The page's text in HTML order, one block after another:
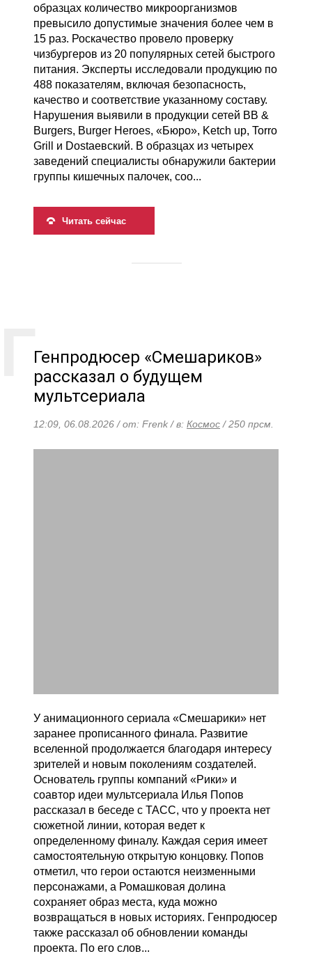
образцах количество микроорганизмов
превысило допустимые значения более чем в
15 раз. Роскачество провело проверку
чизбургеров из 20 популярных сетей быстрого
питания. Эксперты исследовали продукцию по
488 показателям, включая безопасность,
качество и соответствие указанному составу.
Нарушения выявили в продукции сетей BB &
Burgers, Burger Heroes, «Бюро», Ketch up, Torro
Grill и Dostaевский. В образцах из четырех
заведений специалисты обнаружили бактерии
группы кишечных палочек, соо...
Читать сейчас
Генпродюсер «Смешариков»
рассказал о будущем
мультсериала
12:09, 06.08.2026 / от: Frenk / в: Космос / 250 прсм.
У анимационного сериала «Смешарики» нет
заранее прописанного финала. Развитие
вселенной продолжается благодаря интересу
зрителей и новым поколениям создателей.
Основатель группы компаний «Рики» и
соавтор идеи мультсериала Илья Попов
рассказал в беседе с ТАСС, что у проекта нет
сюжетной линии, которая ведет к
определенному финалу. Каждая серия имеет
самостоятельную открытую концовку. Попов
отметил, что герои остаются неизменными
персонажами, а Ромашковая долина
сохраняет образ места, куда можно
возвращаться в новых историях. Генпродюсер
также рассказал об обновлении команды
проекта. По его слов...